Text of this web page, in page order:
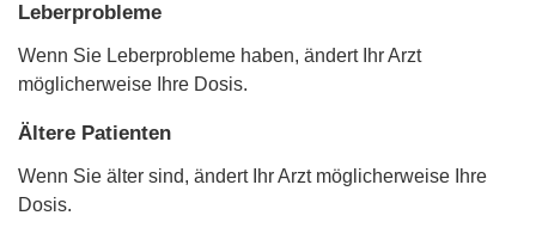
Leberprobleme
Wenn Sie Leberprobleme haben, ändert Ihr Arzt
möglicherweise Ihre Dosis.
Ältere Patienten
Wenn Sie älter sind, ändert Ihr Arzt möglicherweise Ihre
Dosis.